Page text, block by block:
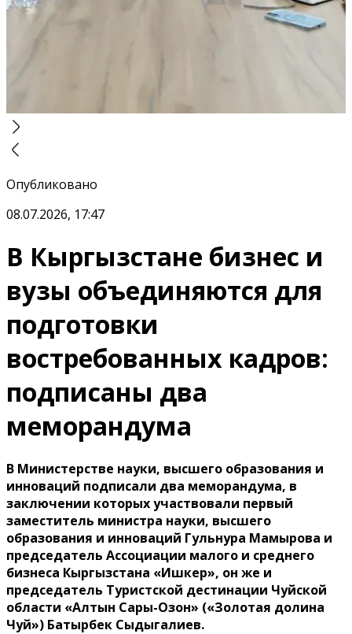
Опубликовано
08.07.2026, 17:47
В Кыргызстане бизнес и
вузы объединяются для
подготовки
востребованных кадров:
подписаны два
меморандума
В Министерстве науки, высшего образования и
инноваций подписали два меморандума, в
заключении которых участвовали первый
заместитель министра науки, высшего
образования и инноваций Гульнура Мамырова и
председатель Ассоциации малого и среднего
бизнеса Кыргызстана «Ишкер», он же и
председатель Туристской дестинации Чуйской
области «Алтын Сары-Озон» («Золотая долина
Чуй») Батырбек Сыдыгалиев.